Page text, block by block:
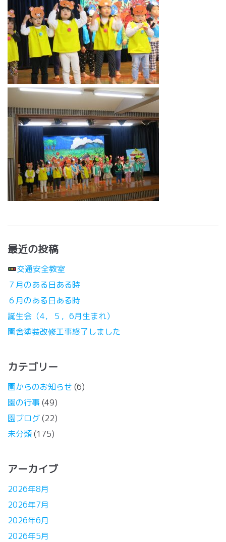
最近の投稿
交通安全教室
７月のある日ある時
６月のある日ある時
誕生会（4，５，6月生まれ）
園舎塗装改修工事終了しました
カテゴリー
園からのお知らせ (6)
園の行事 (49)
園ブログ(22)
未分類(175)
アーカイブ
2026年8月
2026年7月
2026年6月
2026年5月